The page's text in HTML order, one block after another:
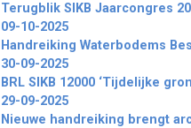
Terugblik SIKB Jaarcongres
09-10-2025
Handreiking Waterbodems
30-09-2025
BRL SIKB 12000 ‘Tijdelijke
29-09-2025
Nieuwe handreiking brengt